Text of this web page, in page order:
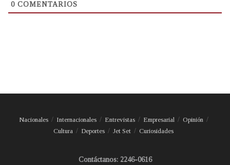
0 COMENTARIOS
Nacionales Internacionales Entrevistas Empresarial
Opinión
Cultura
Deportes Jet Set Curiosidades
Contáctanos: 2246-0616